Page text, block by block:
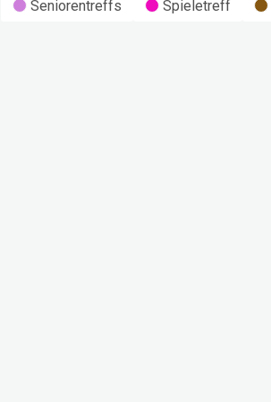
Seniorentreffs
Spieletreff